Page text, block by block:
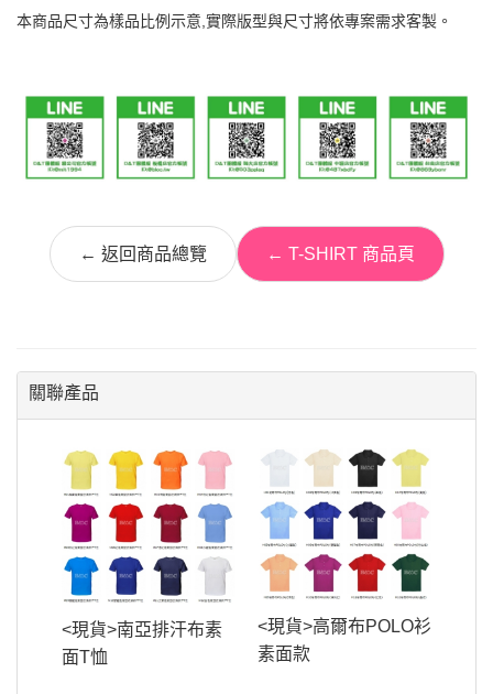
本商品尺寸為樣品比例示意,實際版型與尺寸將依專案需求客製。
← 返回商品總覽 ← T-SHIRT 商品頁
關聯產品
<現貨>南亞排汗布素
面T恤
<現貨>高爾布POLO衫
素面款